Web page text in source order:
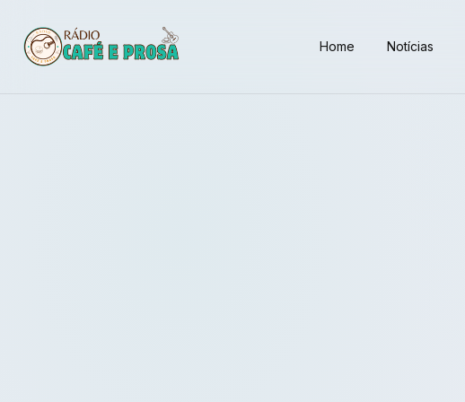
Home Notícias